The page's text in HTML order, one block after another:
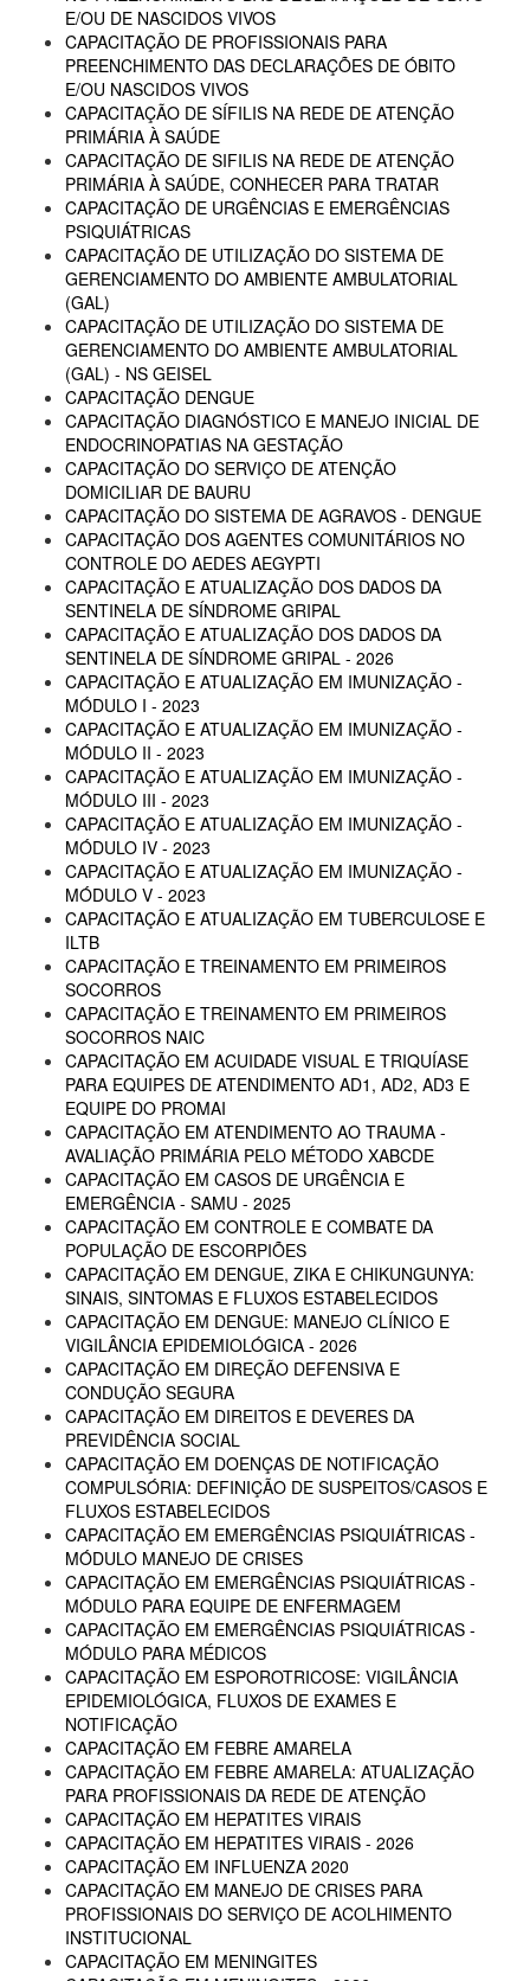
E/OU DE NASCIDOS VIVOS
CAPACITAÇÃO DE PROFISSIONAIS PARA
PREENCHIMENTO DAS DECLARAÇÕES DE ÓBITO
E/OU NASCIDOS VIVOS
CAPACITAÇÃO DE SÍFILIS NA REDE DE ATENÇÃO
PRIMÁRIA À SAÚDE
CAPACITAÇÃO DE SIFILIS NA REDE DE ATENÇÃO
PRIMÁRIA À SAÚDE, CONHECER PARA TRATAR
CAPACITAÇÃO DE URGÊNCIAS E EMERGÊNCIAS
PSIQUIÁTRICAS
CAPACITAÇÃO DE UTILIZAÇÃO DO SISTEMA DE
GERENCIAMENTO DO AMBIENTE AMBULATORIAL
(GAL)
CAPACITAÇÃO DE UTILIZAÇÃO DO SISTEMA DE
GERENCIAMENTO DO AMBIENTE AMBULATORIAL
(GAL) - NS GEISEL
CAPACITAÇÃO DENGUE
CAPACITAÇÃO DIAGNÓSTICO E MANEJO INICIAL DE
ENDOCRINOPATIAS NA GESTAÇÃO
CAPACITAÇÃO DO SERVIÇO DE ATENÇÃO
DOMICILIAR DE BAURU
CAPACITAÇÃO DO SISTEMA DE AGRAVOS - DENGUE
CAPACITAÇÃO DOS AGENTES COMUNITÁRIOS NO
CONTROLE DO AEDES AEGYPTI
CAPACITAÇÃO E ATUALIZAÇÃO DOS DADOS DA
SENTINELA DE SÍNDROME GRIPAL
CAPACITAÇÃO E ATUALIZAÇÃO DOS DADOS DA
SENTINELA DE SÍNDROME GRIPAL - 2026
CAPACITAÇÃO E ATUALIZAÇÃO EM IMUNIZAÇÃO -
MÓDULO I - 2023
CAPACITAÇÃO E ATUALIZAÇÃO EM IMUNIZAÇÃO -
MÓDULO II - 2023
CAPACITAÇÃO E ATUALIZAÇÃO EM IMUNIZAÇÃO -
MÓDULO III - 2023
CAPACITAÇÃO E ATUALIZAÇÃO EM IMUNIZAÇÃO -
MÓDULO IV - 2023
CAPACITAÇÃO E ATUALIZAÇÃO EM IMUNIZAÇÃO -
MÓDULO V - 2023
CAPACITAÇÃO E ATUALIZAÇÃO EM TUBERCULOSE E
ILTB
CAPACITAÇÃO E TREINAMENTO EM PRIMEIROS
SOCORROS
CAPACITAÇÃO E TREINAMENTO EM PRIMEIROS
SOCORROS NAIC
CAPACITAÇÃO EM ACUIDADE VISUAL E TRIQUÍASE
PARA EQUIPES DE ATENDIMENTO AD1, AD2, AD3 E
EQUIPE DO PROMAI
CAPACITAÇÃO EM ATENDIMENTO AO TRAUMA -
AVALIAÇÃO PRIMÁRIA PELO MÉTODO XABCDE
CAPACITAÇÃO EM CASOS DE URGÊNCIA E
EMERGÊNCIA - SAMU - 2025
CAPACITAÇÃO EM CONTROLE E COMBATE DA
POPULAÇÃO DE ESCORPIÕES
CAPACITAÇÃO EM DENGUE, ZIKA E CHIKUNGUNYA:
SINAIS, SINTOMAS E FLUXOS ESTABELECIDOS
CAPACITAÇÃO EM DENGUE: MANEJO CLÍNICO E
VIGILÂNCIA EPIDEMIOLÓGICA - 2026
CAPACITAÇÃO EM DIREÇÃO DEFENSIVA E
CONDUÇÃO SEGURA
CAPACITAÇÃO EM DIREITOS E DEVERES DA
PREVIDÊNCIA SOCIAL
CAPACITAÇÃO EM DOENÇAS DE NOTIFICAÇÃO
COMPULSÓRIA: DEFINIÇÃO DE SUSPEITOS/CASOS E
FLUXOS ESTABELECIDOS
CAPACITAÇÃO EM EMERGÊNCIAS PSIQUIÁTRICAS -
MÓDULO MANEJO DE CRISES
CAPACITAÇÃO EM EMERGÊNCIAS PSIQUIÁTRICAS -
MÓDULO PARA EQUIPE DE ENFERMAGEM
CAPACITAÇÃO EM EMERGÊNCIAS PSIQUIÁTRICAS -
MÓDULO PARA MÉDICOS
CAPACITAÇÃO EM ESPOROTRICOSE: VIGILÂNCIA
EPIDEMIOLÓGICA, FLUXOS DE EXAMES E
NOTIFICAÇÃO
CAPACITAÇÃO EM FEBRE AMARELA
CAPACITAÇÃO EM FEBRE AMARELA: ATUALIZAÇÃO
PARA PROFISSIONAIS DA REDE DE ATENÇÃO
CAPACITAÇÃO EM HEPATITES VIRAIS
CAPACITAÇÃO EM HEPATITES VIRAIS - 2026
CAPACITAÇÃO EM INFLUENZA 2020
CAPACITAÇÃO EM MANEJO DE CRISES PARA
PROFISSIONAIS DO SERVIÇO DE ACOLHIMENTO
INSTITUCIONAL
CAPACITAÇÃO EM MENINGITES